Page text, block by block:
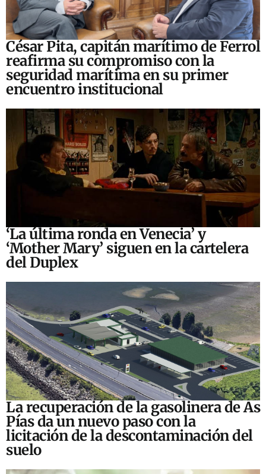
César Pita, capitán marítimo de Ferrol
reafirma su compromiso con la
seguridad marítima en su primer
encuentro institucional
‘La última ronda en Venecia’ y
‘Mother Mary’ siguen en la cartelera
del Duplex
La recuperación de la gasolinera de As
Pías da un nuevo paso con la
licitación de la descontaminación del
suelo